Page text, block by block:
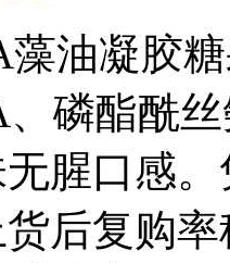
油凝胶
、磷酯酰
腥口感
后复购